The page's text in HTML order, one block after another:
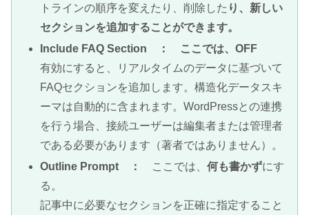
トラインの順序を変えたり、削除した り、新しい
セクションを追加することができます。
Include FAQ Section ： ここでは、OFF
有効にすると、リアルタイムのデータに基づいて
FAQセクションを追加します。構造化データスキ
ーマは自動的に含まれます。WordPressとの連携
を行う場合、接続ユーザーは編集者または管理者
である必要があります（著者ではありません）。
Outline Prompt ：
ここでは、何も書かずにす
る。
記事中に必要なセクションを正確に指定すること